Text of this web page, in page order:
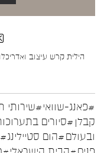
#פאנג-שוואי#שירותי
קבלן #סיורים
ובעולם#הום סטיילינג